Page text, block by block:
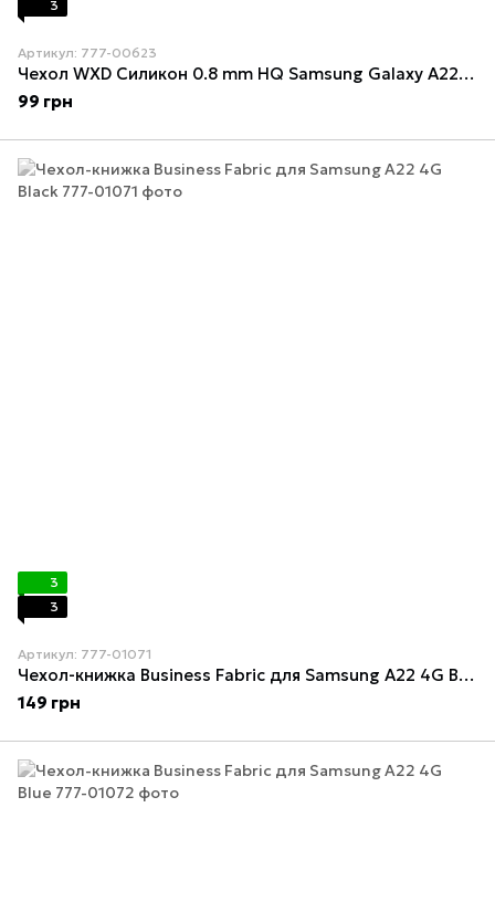
3
Артикул: 777-00623
Чехол WXD Силикон 0.8 mm HQ Samsung Galaxy A22/M22/M32 (A225F/M225/FM325F) Прозрачный
99 грн
3
3
Артикул: 777-01071
Чехол-книжка Business Fabric для Samsung A22 4G Black
149 грн